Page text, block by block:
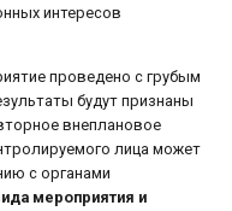
интересов
проведено с грубым
будут признаны
внеплановое
лица может
с органами
мероприятия и